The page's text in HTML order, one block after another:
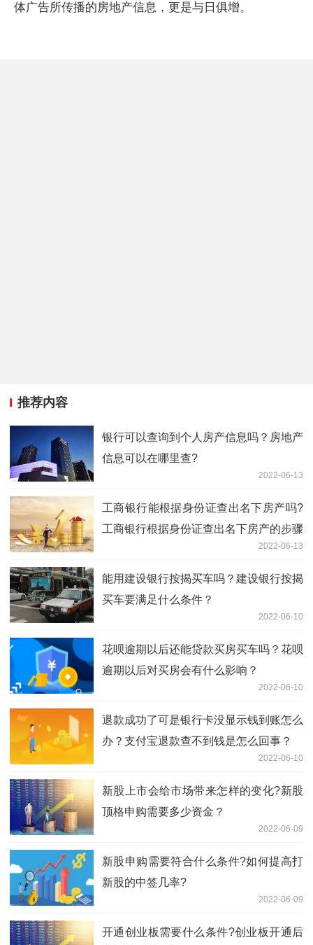
体广告所传播的房地产信息，更是与日俱增。
推荐内容
银行可以查询到个人房产信息吗？房地产
信息可以在哪里查?
2022-06-13
工商银行能根据身份证查出名下房产吗?
工商银行根据身份证查出名下房产的步骤
2022-06-13
能用建设银行按揭买车吗？建设银行按揭
买车要满足什么条件？
2022-06-10
花呗逾期以后还能贷款买房买车吗？花呗
逾期以后对买房会有什么影响？
2022-06-10
退款成功了可是银行卡没显示钱到账怎么
办？支付宝退款查不到钱是怎么回事？
2022-06-10
新股上市会给市场带来怎样的变化?新股
顶格申购需要多少资金？
2022-06-09
新股申购需要符合什么条件?如何提高打
新股的中签几率?
2022-06-09
开通创业板需要什么条件?创业板开通后